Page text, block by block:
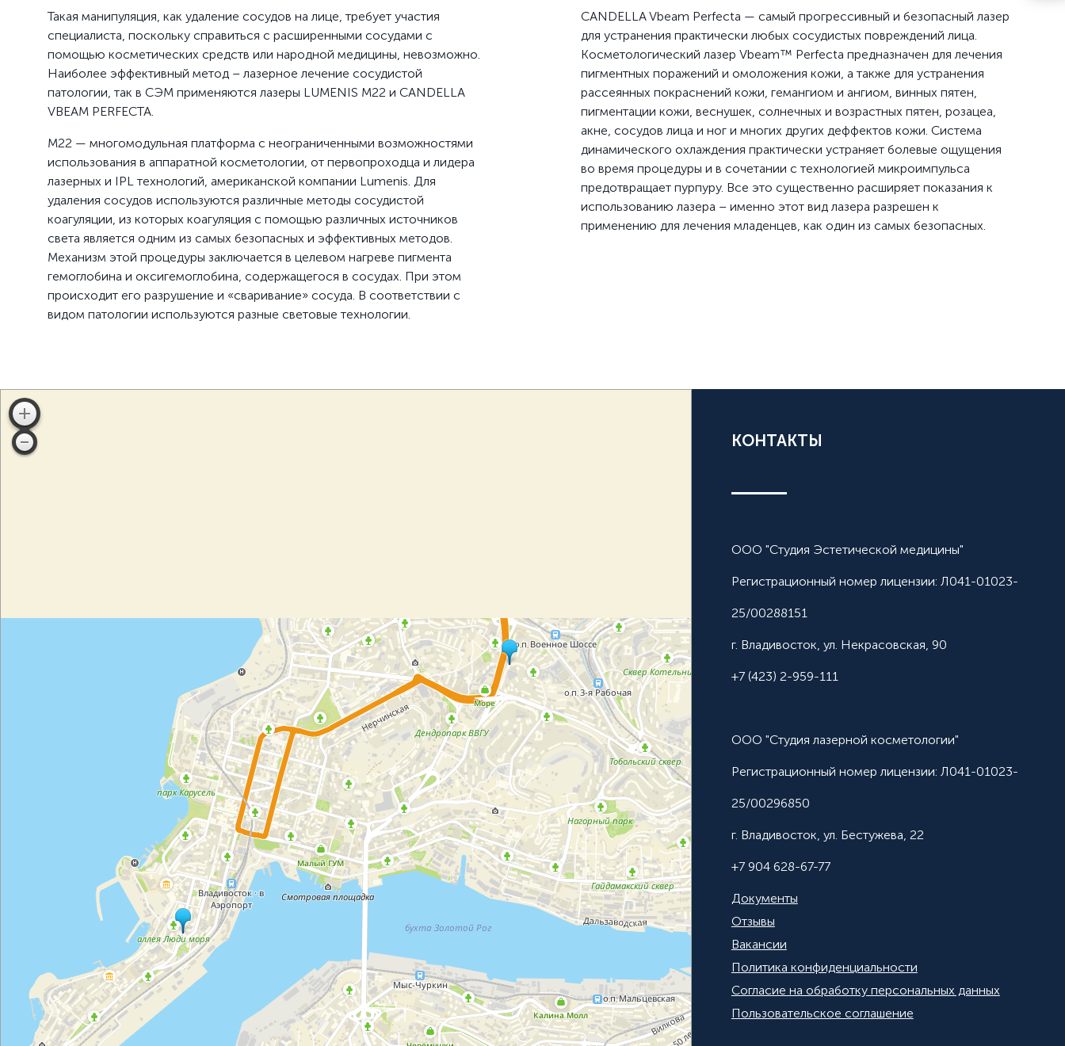
Такая манипуляция, как удаление сосудов на лице, требует участия
специалиста, поскольку справиться с расширенными сосудами с
помощью косметических средств или народной медицины, невозможно.
Наиболее эффективный метод – лазерное лечение сосудистой
патологии, так в СЭМ применяются лазеры LUMENIS M22 и CANDELLA
VBEAM PERFECTA.
M22 — многомодульная платформа с неограниченными возможностями
использования в аппаратной косметологии, от первопроходца и лидера
лазерных и IPL технологий, американской компании Lumenis. Для
удаления сосудов используются различные методы сосудистой
коагуляции, из которых коагуляция с помощью различных источников
света является одним из самых безопасных и эффективных методов.
Механизм этой процедуры заключается в целевом нагреве пигмента
гемоглобина и оксигемоглобина, содержащегося в сосудах. При этом
происходит его разрушение и «сваривание» сосуда. В соответствии с
видом патологии используются разные световые технологии.
CANDELLA Vbeam Perfecta — самый прогрессивный и безопасный лазер
для устранения практически любых сосудистых повреждений лица.
Косметологический лазер Vbeam™ Perfecta предназначен для лечения
пигментных поражений и омоложения кожи, а также для устранения
рассеянных покраснений кожи, гемангиом и ангиом, винных пятен,
пигментации кожи, веснушек, солнечных и возрастных пятен, розацеа,
акне, сосудов лица и ног и многих других деффектов кожи. Система
динамического охлаждения практически устраняет болевые ощущения
во время процедуры и в сочетании с технологией микроимпульса
предотвращает пурпуру. Все это существенно расширяет показания к
использованию лазера – именно этот вид лазера разрешен к
применению для лечения младенцев, как один из самых безопасных.
КОНТАКТЫ
ООО "Студия Эстетической медицины"
Регистрационный номер лицензии: Л041-01023-
25/00288151
г. Владивосток, ул. Некрасовская, 90
+7 (423) 2-959-111
ООО "Студия лазерной косметологии"
Регистрационный номер лицензии: Л041-01023-
25/00296850
г. Владивосток, ул. Бестужева, 22
+7 904 628-67-77
Документы
Отзывы
Вакансии
Политика конфиденциальности
Согласие на обработку персональных данных
Пользовательское соглашение